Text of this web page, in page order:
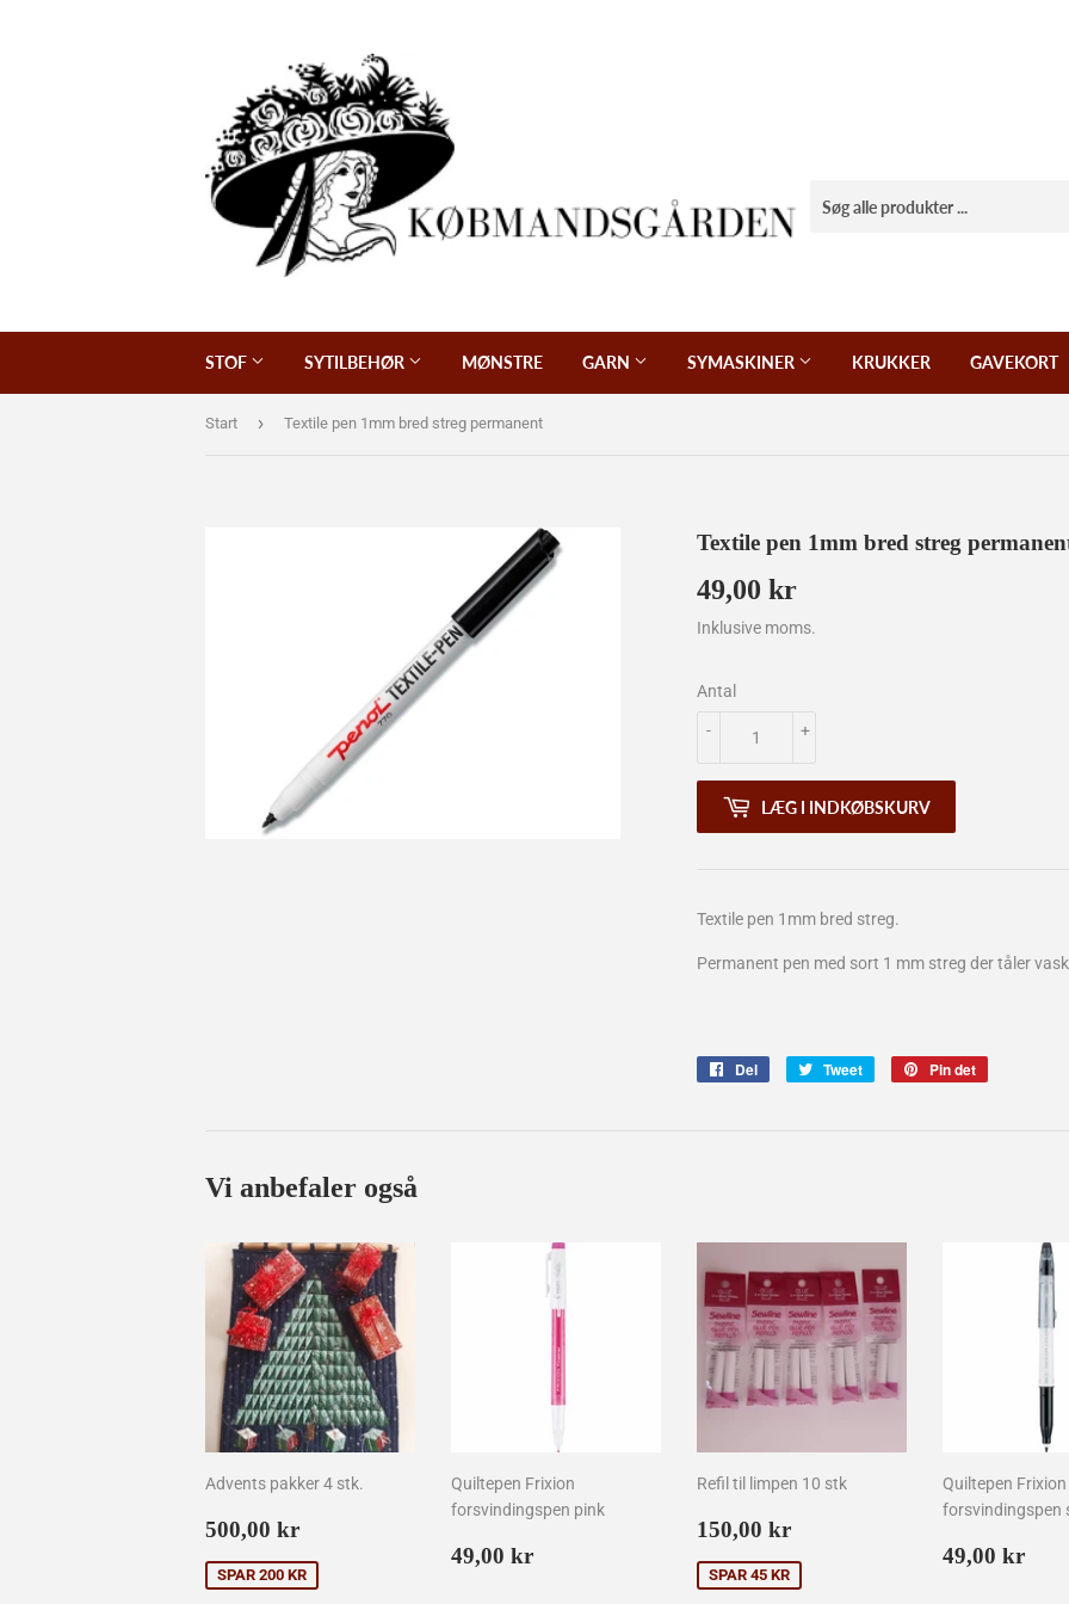
STOF SYTILBEHØR MØNSTRE GARN SYMASKINER KRUKKER GAVEKORT
Start › Textile pen 1mm bred streg permanent
Textile pen 1mm bred streg
49,00 kr
kr
Inklusive moms.
Antal
+
-
LÆG I INDKØBSKURV
Textile pen 1mm bred streg.
Permanent pen med sort 1 mm streg der tåler
Del Tweet
Tweet
Pin det
Vi anbefaler også
Advents pakker 4 stk.
Udsalgspris
500,00 kr
kr
SPAR 200 KR
Quiltepen Frixion
forsvindingspen pink
Normalpris
49,00 kr
Refil til limpen 10 stk
Udsalgspris
150,00 kr
kr
SPAR 45 KR
Quiltepen Frixion
forsvindingspen
49,00 kr